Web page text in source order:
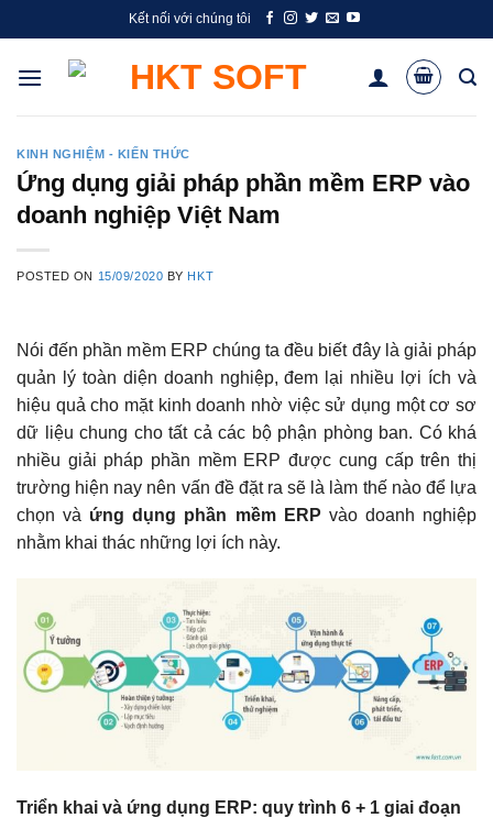
to
content
Kết nối với chúng tôi
KINH NGHIỆM - KIẾN THỨC
Ứng dụng giải pháp phần mềm ERP vào
doanh nghiệp Việt Nam
POSTED ON 15/09/2020 BY HKT
Nói đến phần mềm ERP chúng ta đều biết đây là giải pháp
quản lý toàn diện doanh nghiệp, đem lại nhiều lợi ích và
hiệu quả cho mặt kinh doanh nhờ việc sử dụng một cơ sơ
dữ liệu chung cho tất cả các bộ phận phòng ban. Có khá
nhiều giải pháp phần mềm ERP được cung cấp trên thị
trường hiện nay nên vấn đề đặt ra sẽ là làm thế nào để lựa
chọn và ứng dụng phần mềm ERP vào doanh nghiệp
nhằm khai thác những lợi ích này.
Triển khai và ứng dụng ERP: quy trình 6 + 1 giai đoạn